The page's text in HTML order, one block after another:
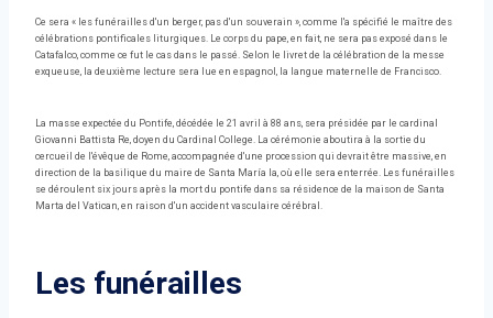
Ce sera « les funérailles d'un berger, pas d'un souverain », comme l'a spécifié le maître des
célébrations pontificales liturgiques. Le corps du pape, en fait, ne sera pas exposé dans le
Catafalco, comme ce fut le cas dans le passé. Selon le livret de la célébration de la messe
exqueuse, la deuxième lecture sera lue en espagnol, la langue maternelle de Francisco.
La masse expectée du Pontife, décédée le 21 avril à 88 ans, sera présidée par le cardinal
Giovanni Battista Re, doyen du Cardinal College. La cérémonie aboutira à la sortie du
cercueil de l'évêque de Rome, accompagnée d'une procession qui devrait être massive, en
direction de la basilique du maire de Santa María la, où elle sera enterrée. Les funérailles
se déroulent six jours après la mort du pontife dans sa résidence de la maison de Santa
Marta del Vatican, en raison d'un accident vasculaire cérébral.
Les funérailles